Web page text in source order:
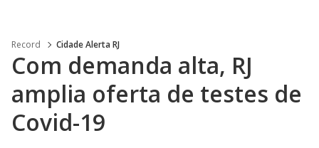
Record Cidade Alerta RJ
Com demanda alta, RJ
amplia oferta de testes de
Covid-19